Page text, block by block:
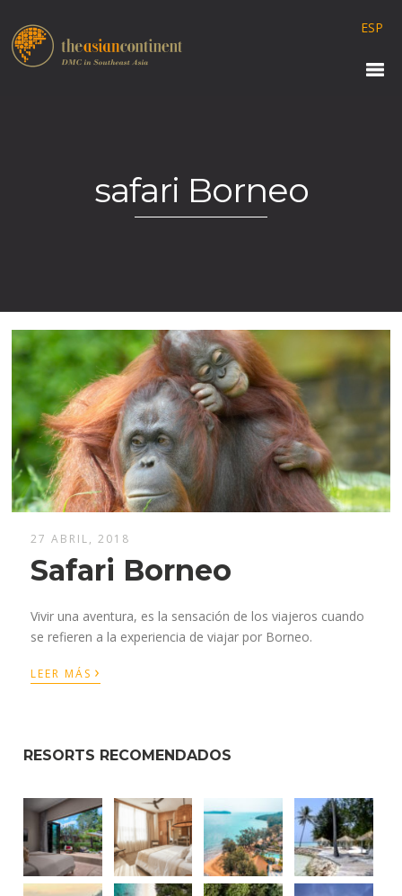
ESP
safari Borneo
27 ABRIL, 2018
Safari Borneo
Vivir una aventura, es la sensación de los viajeros cuando
se refieren a la experiencia de viajar por Borneo.
LEER MÁS ›
RESORTS RECOMENDADOS